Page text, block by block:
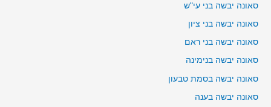
סאונה יבשה בני עי"ש
סאונה יבשה בני ציון
סאונה יבשה בני ראם
סאונה יבשה בנימינה
סאונה יבשה בסמת טבעון
סאונה יבשה בענה